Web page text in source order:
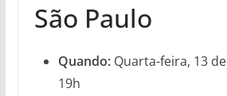
São Paulo
Quando: Quarta-feira, 13
19h